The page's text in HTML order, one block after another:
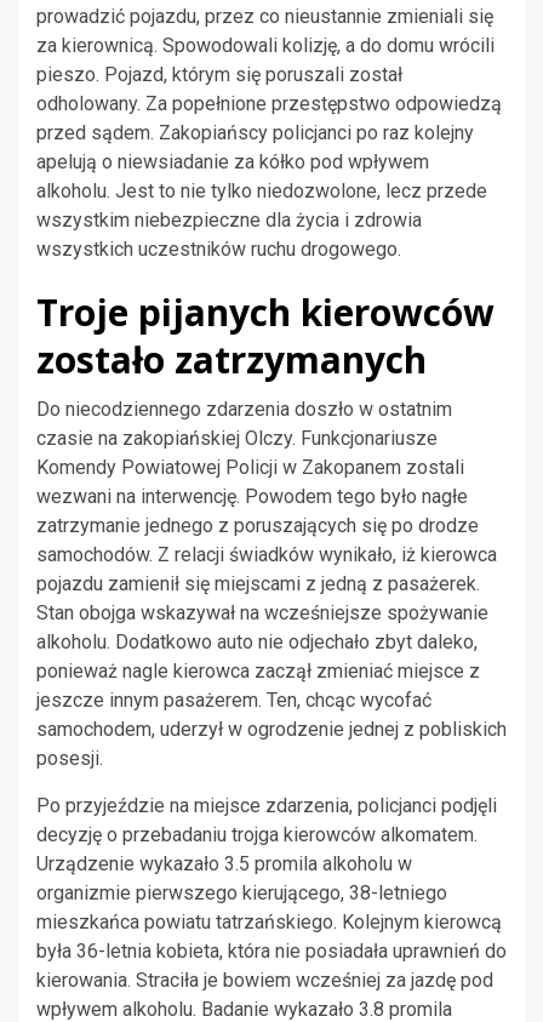
prowadzić pojazdu, przez co nieustannie zmieniali się
za kierownicą. Spowodowali kolizję, a do domu wrócili
pieszo. Pojazd, którym się poruszali został
odholowany. Za popełnione przestępstwo odpowiedzą
przed sądem. Zakopiańscy policjanci po raz kolejny
apelują o niewsiadanie za kółko pod wpływem
alkoholu. Jest to nie tylko niedozwolone, lecz przede
wszystkim niebezpieczne dla życia i zdrowia
wszystkich uczestników ruchu drogowego.
Troje pijanych kierowców
zostało zatrzymanych
Do niecodziennego zdarzenia doszło w ostatnim
czasie na zakopiańskiej Olczy. Funkcjonariusze
Komendy Powiatowej Policji w Zakopanem zostali
wezwani na interwencję. Powodem tego było nagłe
zatrzymanie jednego z poruszających się po drodze
samochodów. Z relacji świadków wynikało, iż kierowca
pojazdu zamienił się miejscami z jedną z pasażerek.
Stan obojga wskazywał na wcześniejsze spożywanie
alkoholu. Dodatkowo auto nie odjechało zbyt daleko,
ponieważ nagle kierowca zaczął zmieniać miejsce z
jeszcze innym pasażerem. Ten, chcąc wycofać
samochodem, uderzył w ogrodzenie jednej z pobliskich
posesji.
Po przyjeździe na miejsce zdarzenia, policjanci podjęli
decyzję o przebadaniu trojga kierowców alkomatem.
Urządzenie wykazało 3.5 promila alkoholu w
organizmie pierwszego kierującego, 38-letniego
mieszkańca powiatu tatrzańskiego. Kolejnym kierowcą
była 36-letnia kobieta, która nie posiadała uprawnień do
kierowania. Straciła je bowiem wcześniej za jazdę pod
wpływem alkoholu. Badanie wykazało 3.8 promila